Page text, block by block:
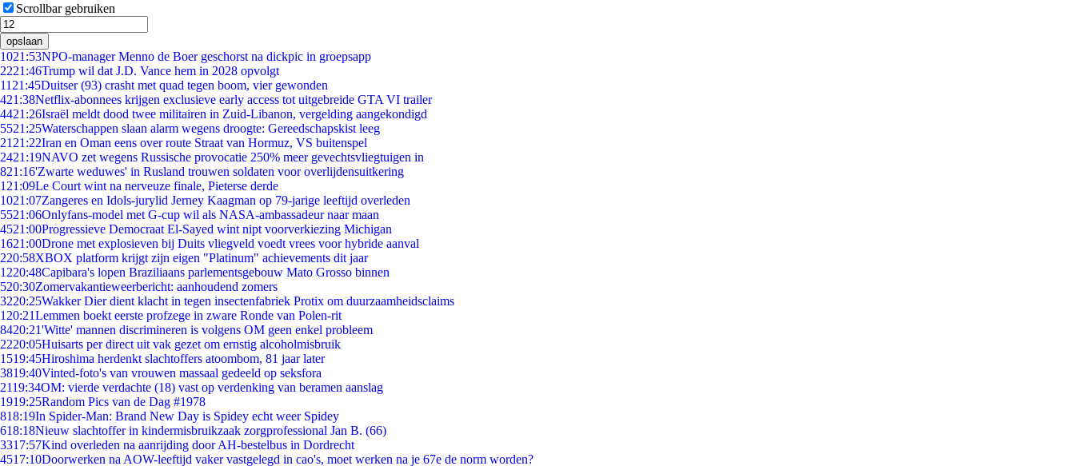
Scrollbar gebruiken
opslaan
1021:53NPO-manager Menno de Boer geschorst na dickpic in groepsapp
2221:46Trump wil dat J.D. Vance hem in 2028 opvolgt
11 21:45Duitser (93) crasht met quad tegen boom, vier gewonden
421:38Netflix-abonnees krijgen exclusieve early access tot uitgebreide GTA VI trailer
4421:26Israël meldt dood twee militairen in Zuid-Libanon, vergelding aangekondigd
5521:25Waterschappen slaan alarm wegens droogte: Gereedschapskist leeg
21 21:22Iran en Oman eens over route Straat van Hormuz, VS buitenspel
2421:19NAVO zet wegens Russische provocatie 250% meer gevechtsvliegtuigen in
821:16'Zwarte weduwes' in Rusland trouwen soldaten voor overlijdensuitkering
1 21:09Le Court wint na nerveuze finale, Pieterse derde
1021:07Zangeres en Idols-jurylid Jerney Kaagman op 79-jarige leeftijd overleden
5521:06Onlyfans-model met G-cup wil als NASA-ambassadeur naar maan
4521:00Progressieve Democraat El-Sayed wint nipt voorverkiezing Michigan
1621:00Drone met explosieven bij Duits vliegveld voedt vrees voor hybride aanval
220:58XBOX platform krijgt zijn eigen "Platinum" achievements dit jaar
1220:48Capibara's lopen Braziliaans parlementsgebouw Mato Grosso binnen
520:30Zomervakantieweerbericht: aanhoudend zomers
3220:25Wakker Dier dient klacht in tegen insectenfabriek Protix om duurzaamheidsclaims
1 20:21Lemmen boekt eerste profzege in zware Ronde van Polen-rit
8420:21'Witte' mannen discrimineren is volgens OM geen enkel probleem
2220:05Huisarts per direct uit vak gezet om ernstig alcoholmisbruik
1519:45Hiroshima herdenkt slachtoffers atoombom, 81 jaar later
3819:40Vinted-foto's van vrouwen massaal gedeeld op seksfora
2119:34OM: vierde verdachte (18) vast op verdenking van beramen aanslag
1919:25Random Pics van de Dag #1978
818:19In Spider-Man: Brand New Day is Spidey echt weer Spidey
618:18Nieuw slachtoffer in kindermisbruikzaak zorgprofessional Jan B. (66)
3317:57Kind overleden na aanrijding door AH-bestelbus in Dordrecht
4517:10Doorwerken na AOW-leeftijd vaker vastgelegd in cao's, moet werken na je 67e de norm worden?